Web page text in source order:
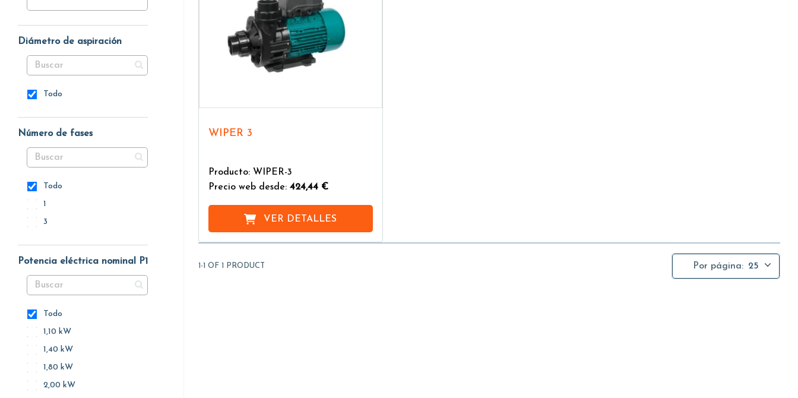
Diámetro de aspiración
Todo
Número de fases
Todo
1
3
Potencia eléctrica nominal P1
Todo
1,10 kW
1,40 kW
1,80 kW
2,00 kW
WIPER 3
Producto: WIPER-3
Precio web desde: 424,44 €
VER DETALLES
1-1 OF 1 PRODUCT Por página: 25